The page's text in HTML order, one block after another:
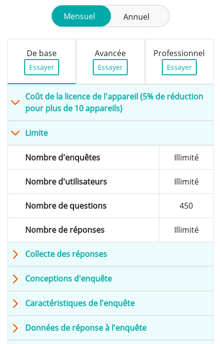
De base
Essayer
Avancée
Essayer
Professionnel
Essayer
Coût de la licence de l'appareil (5% de réduction
pour plus de 10 appareils)
Limite
Nombre d'enquêtes Illimité
Nombre d'utilisateurs Illimité
Nombre de questions 450
Nombre de réponses Illimité
Collecte des réponses
Conceptions d'enquête
Caractéristiques de l'enquête
Données de réponse à l'enquête